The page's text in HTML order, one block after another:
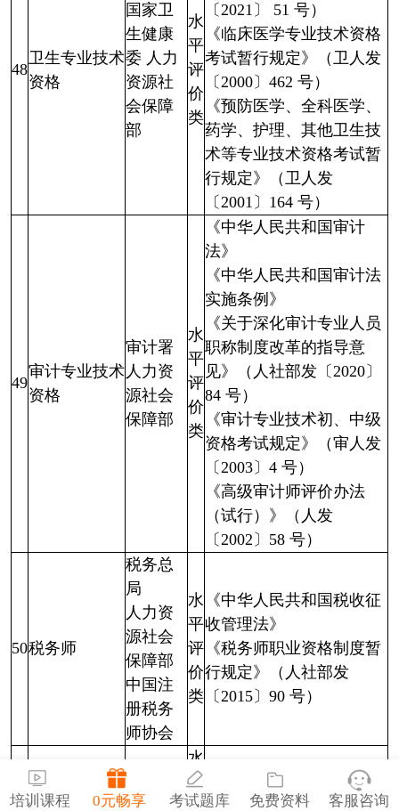
48
卫生专业技术
资格
国家卫
生健康
委 人力
资源社
会保障
部
水
平
评
价
类
〔2021〕 51 号）
《临床医学专业技术资格
考试暂行规定》（卫人发
〔2000〕462 号）
《预防医学、全科医学、
药学、护理、其他卫生技
术等专业技术资格考试暂
行规定》（卫人发
〔2001〕164 号）
49
审计专业技术
资格
审计署
人力资
源社会
保障部
水
平
评
价
类
《中华人民共和国审计
法》
《中华人民共和国审计法
实施条例》
《关于深化审计专业人员
职称制度改革的指导意
见》（人社部发〔2020〕
84 号）
《审计专业技术初、中级
资格考试规定》（审人发
〔2003〕4 号）
《高级审计师评价办法
（试行）》（人发
〔2002〕58 号）
50税务师
税务总
局
人力资
源社会
保障部
中国注
册税务
师协会
水
平
评
价
类
《中华人民共和国税收征
收管理法》
《税务师职业资格制度暂
行规定》（人社部发
〔2015〕90 号）
51
认证人员职业市场监
水
平
评
《中华人民共和国认证认
培训课程 0元畅享 考试题库 免费资料 客服咨询